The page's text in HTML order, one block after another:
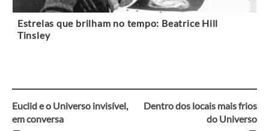
Estrelas que brilham no tempo: Beatrice Hill
Tinsley
Navegação
Euclid e o Universo invisível,
em conversa
Dentro dos locais mais frios
do Universo